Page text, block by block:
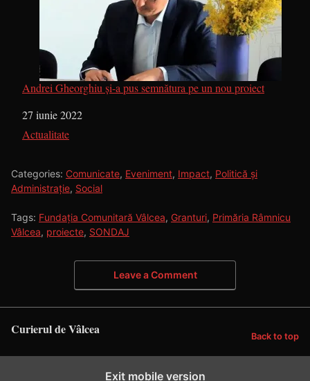
Andrei Gheorghiu și-a pus semnătura pe un nou proiect
Dată
27 iunie 2022
În legătură cu
Actualitate
Categories: Comunicate, Eveniment, Impact, Politică și
Administrație, Social
Tags: Fundația Comunitară Vâlcea, Granturi, Primăria Râmnicu
Vâlcea, proiecte, SONDAJ
Leave a Comment
Curierul de Vâlcea Back to top
Exit mobile version